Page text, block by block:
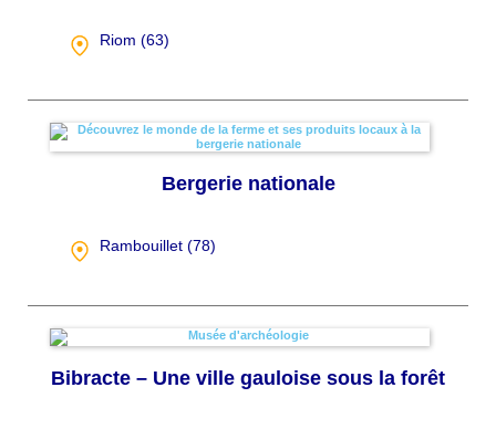
Riom (63)
Bergerie nationale
Rambouillet (78)
Bibracte – Une ville gauloise sous la forêt